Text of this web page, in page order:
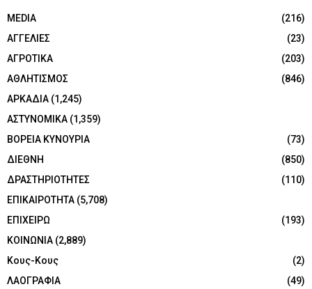
MEDIA
(216)
ΑΓΓΕΛΙΕΣ
(23)
ΑΓΡΟΤΙΚΑ
(203)
ΑΘΛΗΤΙΣΜΟΣ
(846)
ΑΡΚΑΔΙΑ (1,245)
ΑΣΤΥΝΟΜΙΚΑ (1,359)
ΒΟΡΕΙΑ ΚΥΝΟΥΡΙΑ
(73)
ΔΙΕΘΝΗ
(850)
ΔΡΑΣΤΗΡΙΟΤΗΤΕΣ
(110)
ΕΠΙΚΑΙΡΟΤΗΤΑ (5,708)
ΕΠΙΧΕΙΡΩ
(193)
ΚΟΙΝΩΝΙΑ (2,889)
Κους-Κους
(2)
ΛΑΟΓΡΑΦΙΑ
(49)